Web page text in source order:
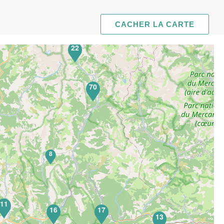
CACHER LA CARTE
13
16
11
17
22
8
70